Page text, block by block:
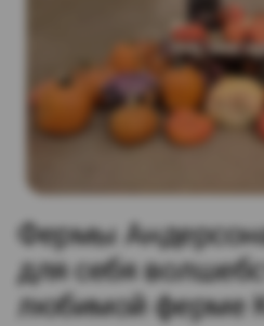
Фермы
для себя
любимой ферме